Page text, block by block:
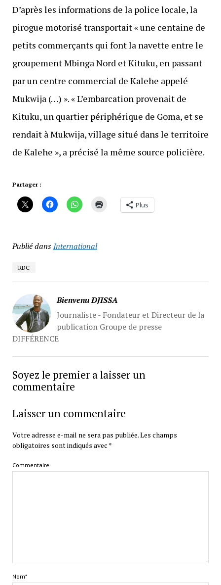
D’après les informations de la police locale, la
pirogue motorisé transportait « une centaine de
petits commerçants qui font la navette entre le
groupement Mbinga Nord et Kituku, en passant
par un centre commercial de Kalehe appelé
Mukwija (…) ». « L’embarcation provenait de
Kituku, un quartier périphérique de Goma, et se
rendait à Mukwija, village situé dans le territoire
de Kalehe », a précisé la même source policière.
Partager :
Plus
Publié dansInternational
RDC
Bienvenu DJISSA
Journaliste - Fondateur et Directeur de la
publication Groupe de presse
DIFFÉRENCE
Soyez le premier a laisser un
commentaire
Laisser un commentaire
Votre adresse e-mail ne sera pas publiée.Les champs
obligatoires sont indiqués avec *
Commentaire
Nom*